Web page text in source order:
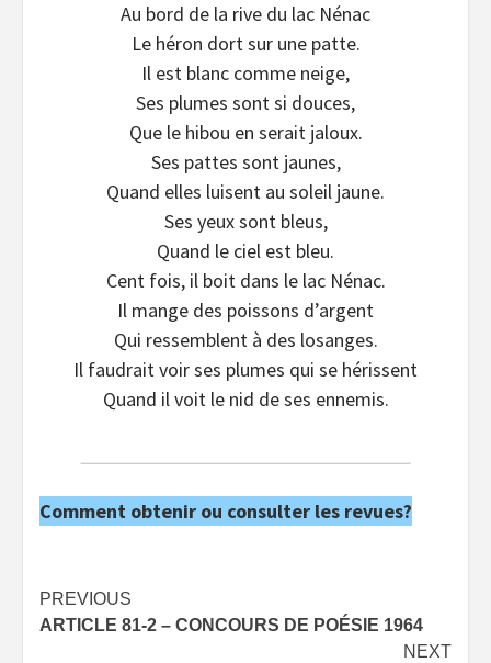
Au bord de la rive du lac Nénac
Le héron dort sur une patte.
Il est blanc comme neige,
Ses plumes sont si douces,
Que le hibou en serait jaloux.
Ses pattes sont jaunes,
Quand elles luisent au soleil jaune.
Ses yeux sont bleus,
Quand le ciel est bleu.
Cent fois, il boit dans le lac Nénac.
Il mange des poissons d’argent
Qui ressemblent à des losanges.
Il faudrait voir ses plumes qui se hérissent
Quand il voit le nid de ses ennemis.
Comment obtenir ou consulter les revues?
Post
navigation
PREVIOUS
ARTICLE 81-2 – CONCOURS DE POÉSIE 1964
NEXT